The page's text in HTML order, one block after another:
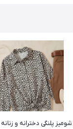
شومیز پلنگی دخترانه و زنانه